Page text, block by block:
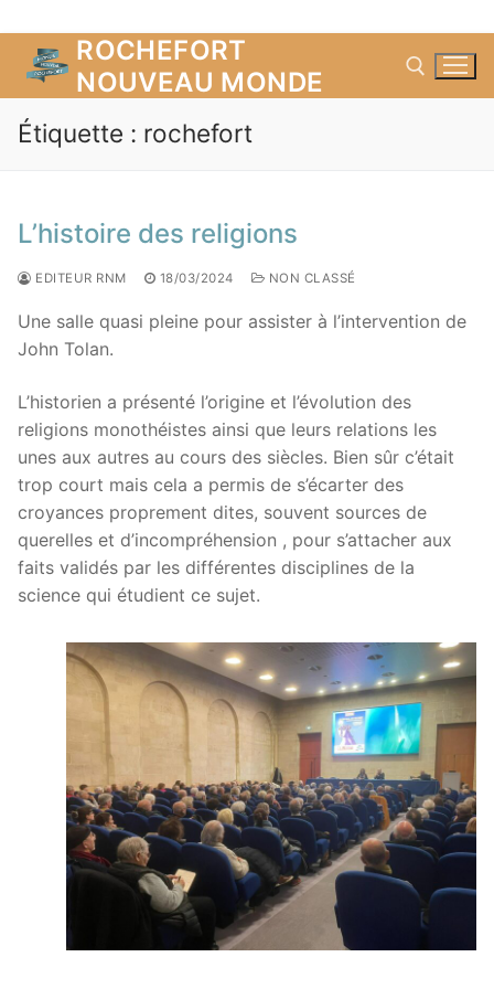
contenu
ROCHEFORT
NOUVEAU MONDE
Étiquette : rochefort
L’histoire des religions
EDITEUR RNM 18/03/2024 NON CLASSÉ
Une salle quasi pleine pour assister à l’intervention de
John Tolan.
L’historien a présenté l’origine et l’évolution des
religions monothéistes ainsi que leurs relations les
unes aux autres au cours des siècles. Bien sûr c’était
trop court mais cela a permis de s’écarter des
croyances proprement dites, souvent sources de
querelles et d’incompréhension , pour s’attacher aux
faits validés par les différentes disciplines de la
science qui étudient ce sujet.